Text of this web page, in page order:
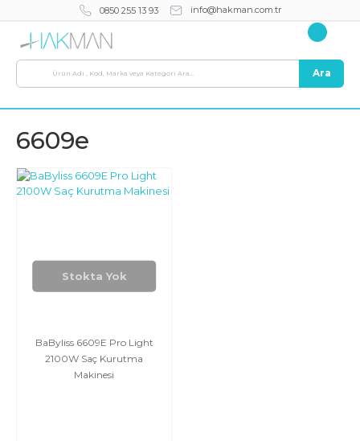
0850 255 13 93 info@hakman.com.tr
Ara
6609e
Stokta Yok
BaByliss 6609E Pro Light
2100W Saç Kurutma
Makinesi